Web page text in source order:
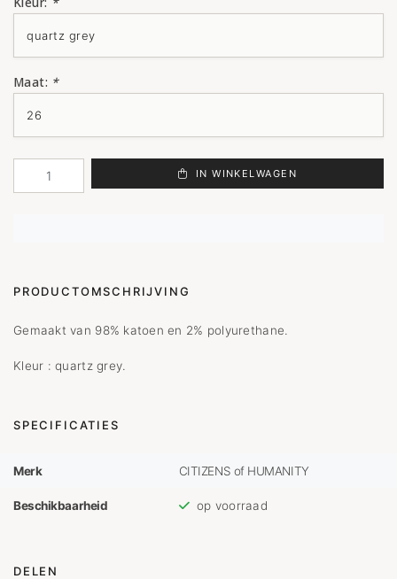
Maat: *
IN WINKELWAGEN
PRODUCTOMSCHRIJVING
Gemaakt van 98% katoen en 2% polyurethane.
Kleur : quartz grey.
SPECIFICATIES
Merk CITIZENS of HUMANITY
Beschikbaarheid op voorraad
DELEN